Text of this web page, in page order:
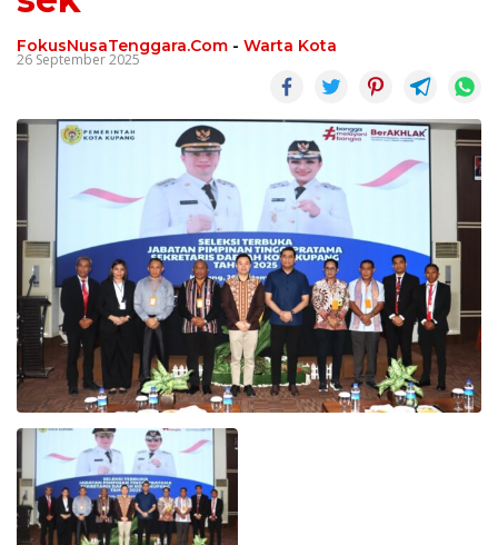
FokusNusaTenggara.Com - Warta Kota
26 September 2025